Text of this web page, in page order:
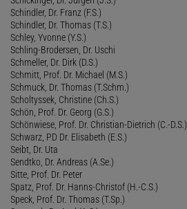
Schindler, Dr. Franz (F.S.)
Schindler, Dr. Thomas (T.S.)
Schley, Yvonne (Y.S.)
Schling-Brodersen, Dr. Uschi
Schmeller, Dr. Dirk (D.S.)
Schmitt, Prof. Dr. Michael (M.S.)
Schmuck, Dr. Thomas (T.Schm.)
Scholtyssek, Christine (Ch.S.)
Schön, Prof. Dr. Georg (G.S.)
Schönwiese, Prof. Dr. Christian-Dietrich (C.-D.S.)
Schwarz, PD Dr. Elisabeth (E.S.)
Seibt, Dr. Uta
Sendtko, Dr. Andreas (A.Se.)
Sitte, Prof. Dr. Peter
Spatz, Prof. Dr. Hanns-Christof (H.-C.S.)
Speck, Prof. Dr. Thomas (T.Sp.)